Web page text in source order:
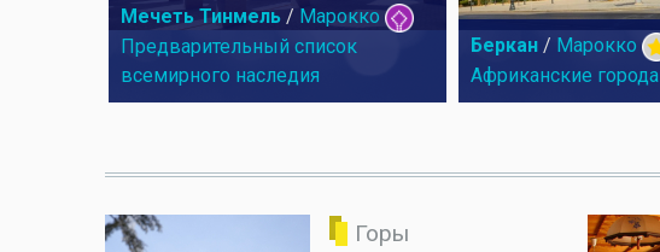
Мечеть Тинмель / Марокко
Предварительный список
всемирного наследия
Беркан / Марокко
Африканские города
Горы